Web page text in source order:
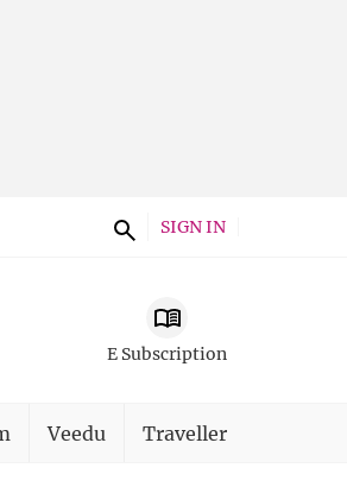
SIGN IN
E Subscription
Veedu Traveller